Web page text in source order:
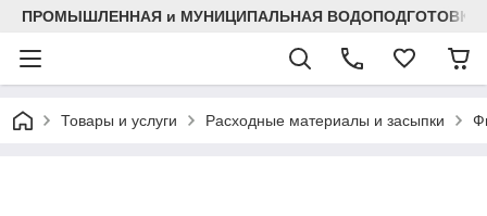
ПРОМЫШЛЕННАЯ и МУНИЦИПАЛЬНАЯ ВОДОПОДГОТОВКА
Товары и услуги Расходные материалы и засыпки